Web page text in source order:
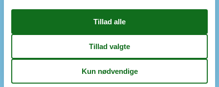
Opvaskemaskine
1
Multimedier
Trådløst internet